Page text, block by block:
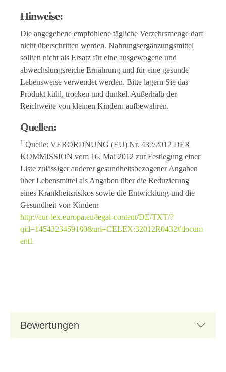
Hinweise:
Die angegebene empfohlene tägliche Verzehrsmenge darf
nicht überschritten werden. Nahrungsergänzungsmittel
sollten nicht als Ersatz für eine ausgewogene und
abwechslungsreiche Ernährung und für eine gesunde
Lebensweise verwendet werden. Bitte lagern Sie das
Produkt kühl, trocken und dunkel. Außerhalb der
Reichweite von kleinen Kindern aufbewahren.
Quellen:
1 Quelle: VERORDNUNG (EU) Nr. 432/2012 DER
KOMMISSION vom 16. Mai 2012 zur Festlegung einer
Liste zulässiger anderer gesundheitsbezogener Angaben
über Lebensmittel als Angaben über die Reduzierung
eines Krankheitsrisikos sowie die Entwicklung und die
Gesundheit von Kindern
http://eur-lex.europa.eu/legal-content/DE/TXT/?
qid=1454323459180&uri=CELEX:32012R0432#docum
ent1
Bewertungen